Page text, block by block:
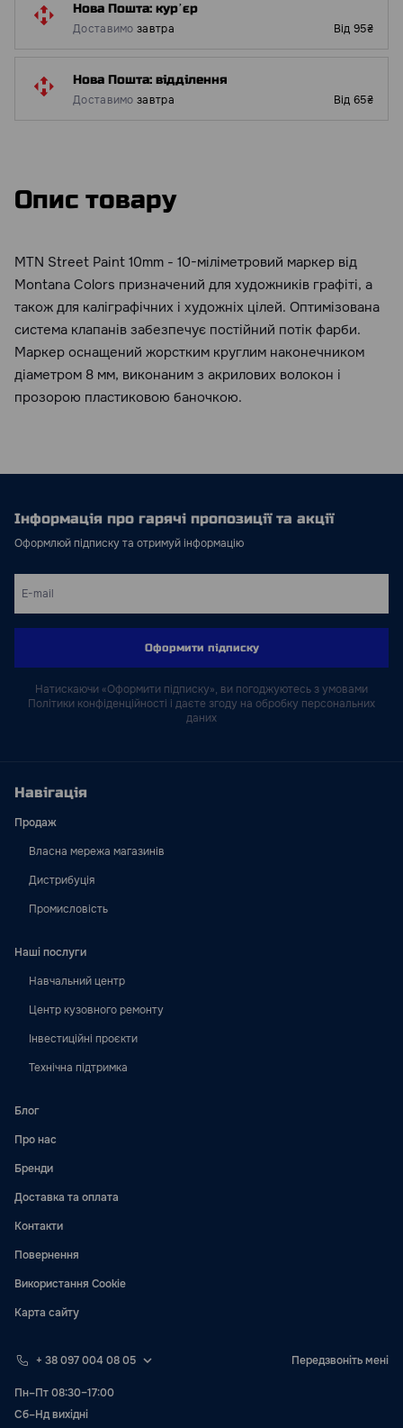
Нова Пошта: курʼєр
Доставимо завтра Від 95₴
Нова Пошта: відділення
Доставимо завтра Від 65₴
Опис товару
MTN Street Paint 10mm - 10-міліметровий маркер від
Montana Colors призначений для художників графіті, а
також для каліграфічних і художніх цілей. Оптимізована
система клапанів забезпечує постійний потік фарби.
Маркер оснащений жорстким круглим наконечником
діаметром 8 мм, виконаним з акрилових волокон і
прозорою пластиковою баночкою.
Інформація про гарячі пропозиції та акції
Оформлюй підписку та отримуй інформацію
Оформити підписку
Натискаючи «Оформити підписку», ви погоджуютесь з умовами
Політики конфіденційності і даєте згоду на обробку персональних
даних
Навігація
Продаж
Власна мережа магазинів
Дистрибуція
Промисловість
Наші послуги
Навчальний центр
Центр кузовного ремонту
Інвестиційні проєкти
Технічна підтримка
Блог
Про нас
Бренди
Доставка та оплата
Контакти
Повернення
Використання Cookie
Карта сайту
+ 38 097 004 08 05 Передзвоніть мені
Пн–Пт 08:30–17:00
Сб–Нд вихідні